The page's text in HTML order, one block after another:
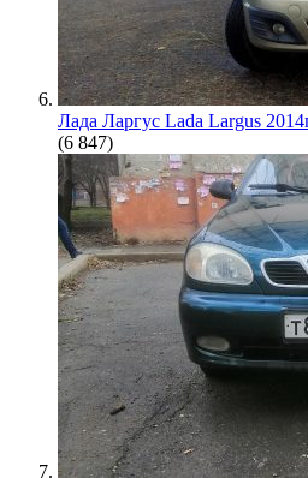
Лада Ларгус Lada Largus
(6 847)